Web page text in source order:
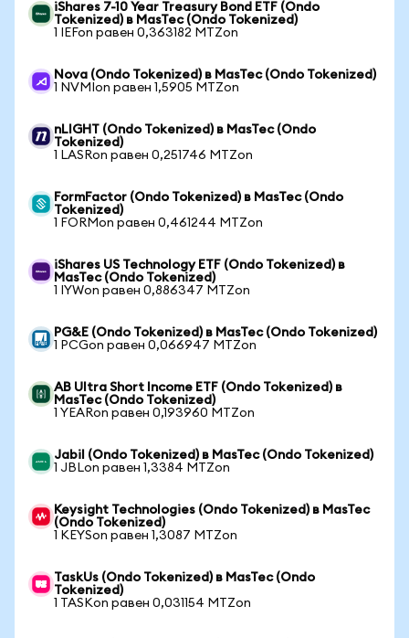
iShares 7-10 Year Treasury Bond ETF (Ondo
Tokenized) в MasTec (Ondo Tokenized)
1 IEFon равен 0,363182 MTZon
Nova (Ondo Tokenized) в MasTec (Ondo Tokenized)
1 NVMIon равен 1,5905 MTZon
nLIGHT (Ondo Tokenized) в MasTec (Ondo
Tokenized)
1 LASRon равен 0,251746 MTZon
FormFactor (Ondo Tokenized) в MasTec (Ondo
Tokenized)
1 FORMon равен 0,461244 MTZon
iShares US Technology ETF (Ondo Tokenized) в
MasTec (Ondo Tokenized)
1 IYWon равен 0,886347 MTZon
PG&E (Ondo Tokenized) в MasTec (Ondo Tokenized)
1 PCGon равен 0,066947 MTZon
AB Ultra Short Income ETF (Ondo Tokenized) в
MasTec (Ondo Tokenized)
1 YEARon равен 0,193960 MTZon
Jabil (Ondo Tokenized) в MasTec (Ondo Tokenized)
1 JBLon равен 1,3384 MTZon
Keysight Technologies (Ondo Tokenized) в MasTec
(Ondo Tokenized)
1 KEYSon равен 1,3087 MTZon
TaskUs (Ondo Tokenized) в MasTec (Ondo
Tokenized)
1 TASKon равен 0,031154 MTZon